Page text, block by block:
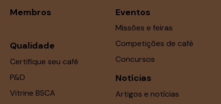
Membros
Qualidade
Certifique seu café
P&D
Vitrine BSCA
Eventos
Missões e feiras
Competições de café
Concursos
Notícias
Artigos e notícias